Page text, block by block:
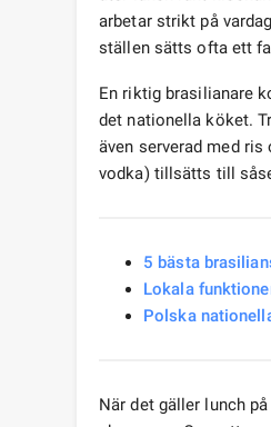
arbetar strikt på
ställen sätts ofta ett
En riktig brasilianare
det nationella köket.
även serverad med
vodka) tillsätts till
5 bästa
Lokala
Polska
När det gäller lunch